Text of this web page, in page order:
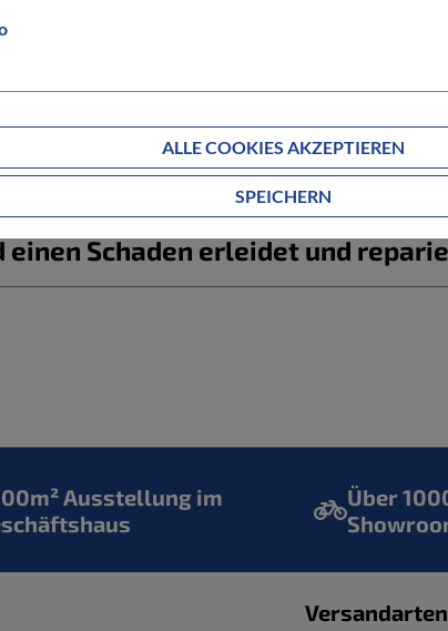
ab?
bestellte Artikel nicht passt?
einen Schaden erleidet und
Ausstellung im
Über
Versandarten
ALLE COOKIES AKZEPTIEREN
SPEICHERN